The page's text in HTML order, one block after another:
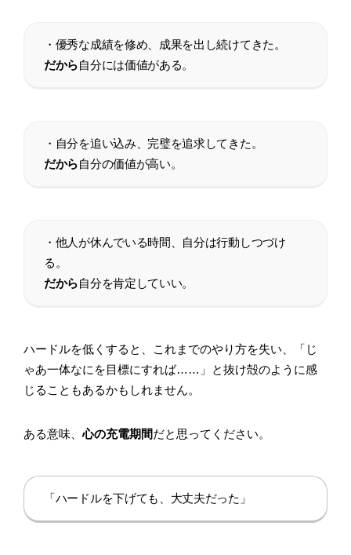
・優秀な成績を修め、成果を出し続けてきた。
だから自分には価値がある。
・自分を追い込み、完璧を追求してきた。
だから自分の価値が高い。
・他人が休んでいる時間、自分は行動しつづけ
る。
だから自分を肯定していい。
ハードルを低くすると、これまでのやり方を失い、「じ
ゃあ一体なにを目標にすれば……」と抜け殻のように感
じることもあるかもしれません。
ある意味、心の充電期間だと思ってください。
「ハードルを下げても、大丈夫だった」